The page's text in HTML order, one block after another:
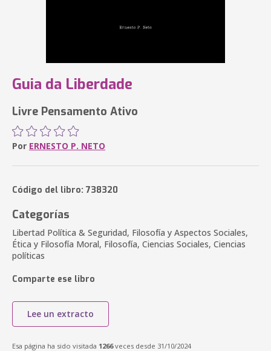
Guia da Liberdade
Livre Pensamento Ativo
Por ERNESTO P. NETO
Código del libro: 738320
Categorías
Libertad Política & Seguridad, Filosofía y Aspectos Sociales,
Ética y Filosofía Moral, Filosofía, Ciencias Sociales, Ciencias
políticas
Comparte ese libro
Lee un extracto
Esa página ha sido visitada 1266veces desde 31/10/2024